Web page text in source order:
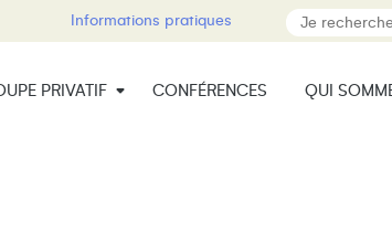
Informations pratiques
PRIVATIF CONFÉRENCES QUI